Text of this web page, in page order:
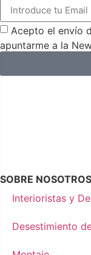
Acepto el envío
apuntarme a la
SOBRE NOSOTROS
Interioristas y
Desestimiento